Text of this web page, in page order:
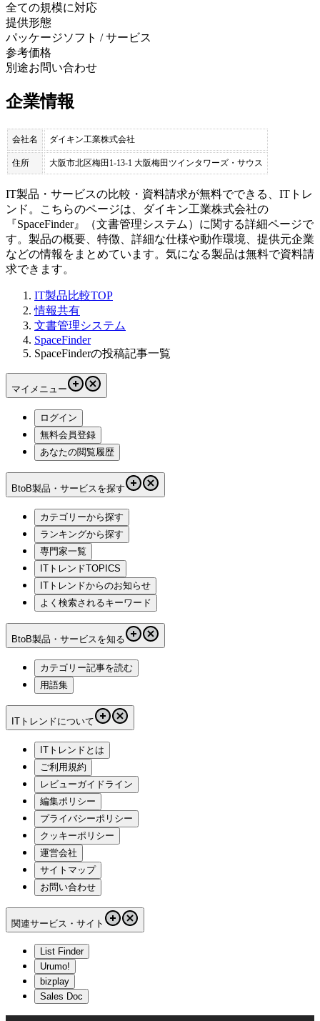
全ての規模に対応
提供形態
パッケージソフト / サービス
参考価格
別途お問い合わせ
企業情報
会社名 ダイキン工業株式会社
住所 大阪市北区梅田1-13-1 大阪梅田ツインタワーズ・サウス
IT製品・サービスの比較・資料請求が無料でできる、ITトレ
ンド。こちらのページは、
ダイキン工業株式会社の
『SpaceFinder』（文書管理システム ）に関する詳細ページで
す。製品の概要、特徴、詳細な仕様や動作環境、提供元企業
などの情報をまとめています。気になる製品は無料で資料請
求できます。
IT製品比較TOP
情報共有
文書管理システム
SpaceFinder
SpaceFinderの投稿記事一覧
マイメニュー
ログイン
無料会員登録
あなたの閲覧履歴
BtoB製品・サービスを探す
カテゴリーから探す
ランキングから探す
専門家一覧
ITトレンドTOPICS
ITトレンドからのお知らせ
よく検索されるキーワード
BtoB製品・サービスを知る
カテゴリー記事を読む
用語集
ITトレンドについて
ITトレンドとは
ご利用規約
レビューガイドライン
編集ポリシー
プライバシーポリシー
クッキーポリシー
運営会社
サイトマップ
お問い合わせ
関連サービス・サイト
List Finder
Urumo!
bizplay
Sales Doc